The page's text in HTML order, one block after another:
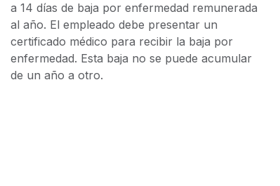
a 14 días de baja por enfermedad remunerada
al año. El empleado debe presentar un
certificado médico para recibir la baja por
enfermedad. Esta baja no se puede acumular
de un año a otro.